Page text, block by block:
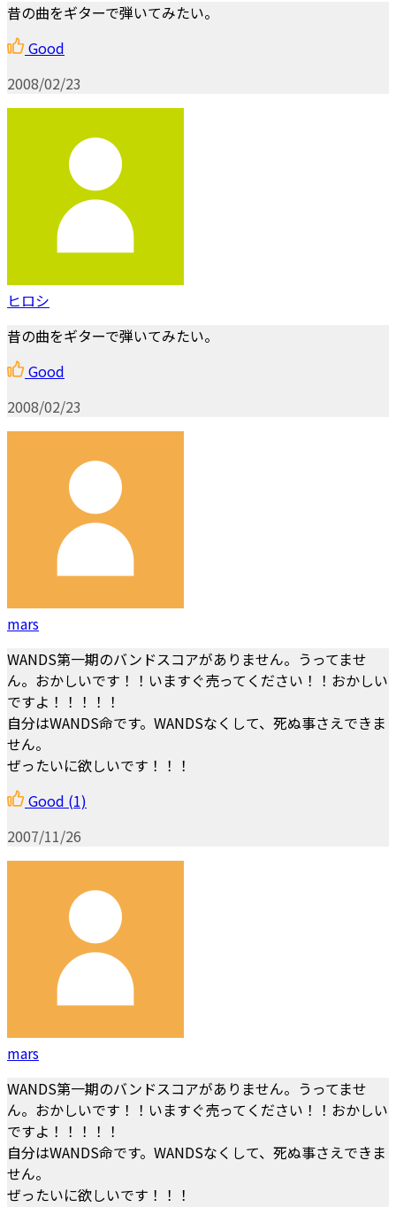
昔の曲をギターで弾いてみたい。
Good
2008/02/23
ヒロシ
昔の曲をギターで弾いてみたい。
Good
2008/02/23
mars
WANDS第一期のバンドスコアがありません。うってませ
ん。おかしいです！！いますぐ売ってください！！おかしい
ですよ！！！！！
自分はWANDS命です。WANDSなくして、死ぬ事さえできま
せん。
ぜったいに欲しいです！！！
Good (1)
2007/11/26
mars
WANDS第一期のバンドスコアがありません。うってませ
ん。おかしいです！！いますぐ売ってください！！おかしい
ですよ！！！！！
自分はWANDS命です。WANDSなくして、死ぬ事さえできま
せん。
ぜったいに欲しいです！！！